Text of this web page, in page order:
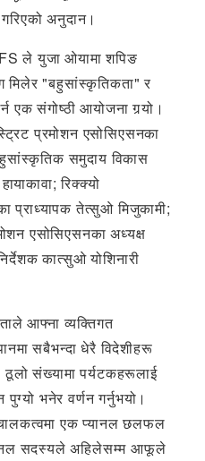
गरिएको अनुदान।
ले युजा ओयामा शपिङ
मिलेर "बहुसांस्कृतिकता" र
एक संगोष्ठी आयोजना गर्‍यो।
प्रमोशन एसोसिएसनका
समुदाय विकास
रिक्क्यो
प्राध्यापक तेत्सुओ मिजुकामी;
एसोसिएसनका अध्यक्ष
कात्सुओ योशिनारी
आफ्ना व्यक्तिगत
सबैभन्दा धेरै विदेशीहरू
संख्यामा पर्यटकहरूलाई
भनेर वर्णन गर्नुभयो।
एक प्यानल छलफल
सदस्यले अहिलेसम्म आफूले